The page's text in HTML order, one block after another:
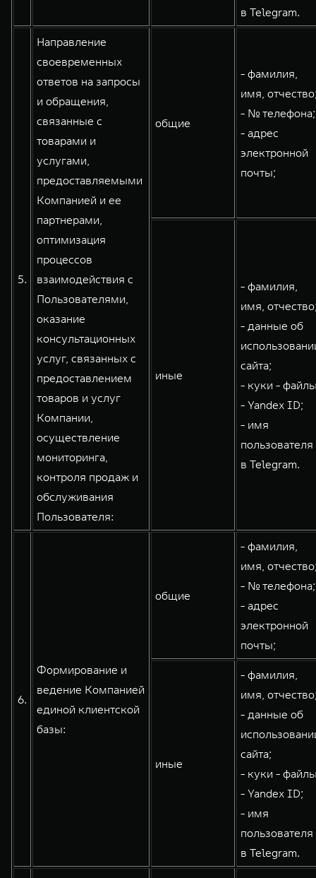
в Telegram.
5.
Направление
своевременных
ответов на запросы
и обращения,
связанные с
товарами и
услугами,
предоставляемыми
Компанией и ее
партнерами,
оптимизация
процессов
взаимодействия с
Пользователями,
оказание
консультационных
услуг, связанных с
предоставлением
товаров и услуг
Компании,
осуществление
мониторинга,
контроля продаж и
обслуживания
Пользователя:
общие
- фамилия,
имя,
- № телефона;
- адрес
электронной
почты;
иные
- фамилия,
имя,
- данные об
сайта;
- куки -
- Yandex ID;
- имя
пользователя
в Telegram.
6.
Формирование и
ведение Компанией
единой клиентской
базы:
общие
- фамилия,
имя,
- № телефона;
- адрес
электронной
почты;
иные
- фамилия,
имя,
- данные об
сайта;
- куки -
- Yandex ID;
- имя
пользователя
в Telegram.